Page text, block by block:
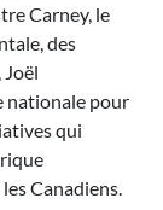
Carney, le
des
nationale pour
qui
Canadiens.